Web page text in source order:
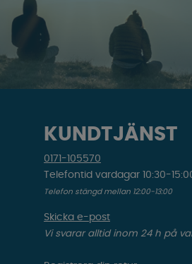
KUNDTJÄNST
0171-105570
Telefontid vardagar 10:30-
Telefon stängd mellan 12:00-13:00
Skicka e-post
Vi svarar alltid inom 24 h på